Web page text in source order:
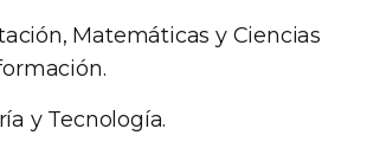
Matemáticas y Ciencias
y Tecnología.